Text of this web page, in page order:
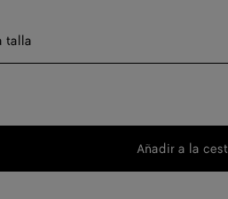
talla
talla
Añadir
Añadir a la